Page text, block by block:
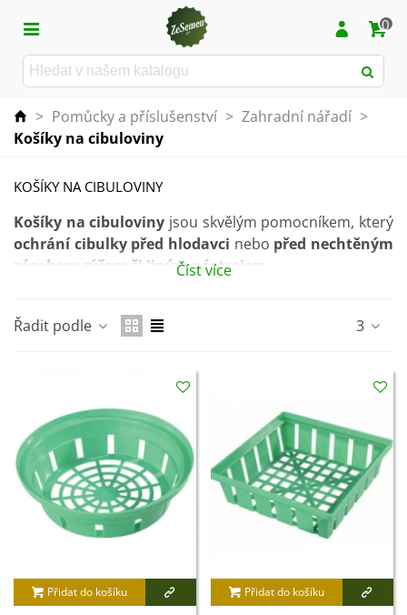
0
> Pomůcky a příslušenství > Zahradní nářadí >
Košíky na cibuloviny
KOŠÍKY NA CIBULOVINY
Košíky na cibuloviny jsou skvělým pomocníkem, který
ochrání cibulky před hlodavci nebo před nechtěným
zásahem rýčem či jiným nástrojem
svou velikostí.
Číst více
Řadit podle 3
Přidat do košíku Přidat do košíku